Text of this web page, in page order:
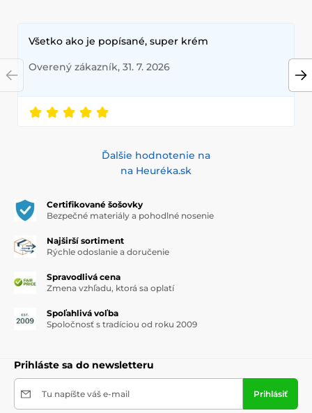
Všetko ako je popísané, super krém
Overený zákazník, 31. 7. 2026
Ďalšie hodnotenie na
na Heuréka.sk
Certifikované šošovky
Bezpečné materiály a pohodlné nosenie
Najširší sortiment
Rýchle odoslanie a doručenie
Spravodlivá cena
Zmena vzhľadu, ktorá sa oplatí
Spoľahlivá voľba
Spoločnosť s tradíciou od roku 2009
Prihláste sa do newsletteru
Tu napíšte váš e-mail Prihlásiť